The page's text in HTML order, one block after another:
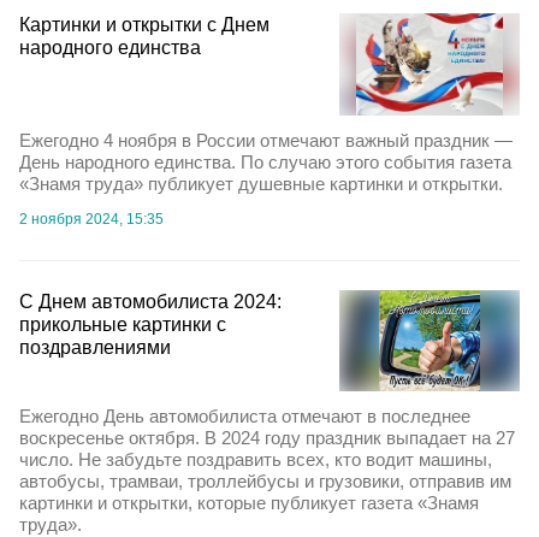
Картинки и открытки с Днем
народного единства
Ежегодно 4 ноября в России отмечают важный праздник —
День народного единства. По случаю этого события газета
«Знамя труда» публикует душевные картинки и открытки.
2 ноября 2024, 15:35
С Днем автомобилиста 2024:
прикольные картинки с
поздравлениями
Ежегодно День автомобилиста отмечают в последнее
воскресенье октября. В 2024 году праздник выпадает на 27
число. Не забудьте поздравить всех, кто водит машины,
автобусы, трамваи, троллейбусы и грузовики, отправив им
картинки и открытки, которые публикует газета «Знамя
труда».